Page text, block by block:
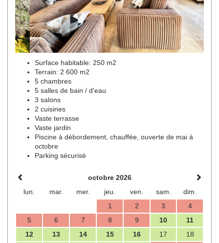
Surface habitable: 250 m2
Terrain: 2 600 m2
5 chambres
5 salles de bain / d'eau
3 salons
2 cuisines
Vaste terrasse
Vaste jardin
Piscine à débordement, chauffée, ouverte de mai à
octobre
Parking sécurisé
octobre 2026
lun.
mar. mer. jeu. ven. sam.
dim.
1
2 3
4
5
6 7 8 9 10
11
12
13 14 15 16 17
18